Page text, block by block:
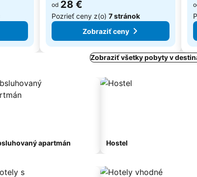
od 28 €
Pozrieť ceny z(o) 7 stránok
Zobraziť ceny
Zobraziť všetky pobyty v
apartmán Hostel